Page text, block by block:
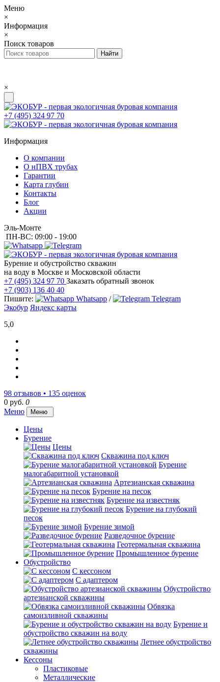
Меню
×
Информация
×
Поиск товаров
×
+7 (495) 324 97 70
Информация
О компании
О нПВХ трубах
Гарантии
Карта глубин
Контакты
Блог
Акции
Эль-Монте
ПН-ВС: 09:00 - 19:00
Бурение и обустройство скважин
на воду в Москве и Московской области
+7 (495) 324 97 70 Заказать обратный звонок
+7 (903) 136 40 40
Пишите:
Whatsapp /
Telegram
Экобур Яндекс карты
5,0
98 отзывов • 135 оценок
0 руб. 0
Меню
Меню
Цены
Бурение
Цены
Скважина под ключ
Бурение
малогабаритной установкой
Артезианская скважина
Бурение на песок
Бурение на известняк
Бурение на глубокий
песок
Бурение зимой
Разведочное бурение
Геотермальная скважина
Промышленное бурение
Обустройство
С кессоном
С адаптером
Обустройство
артезианской скважины
Обвязка
самоизливной скважины
Бурение и
обустройство скважин на воду
Летнее обустройство
скважины
Кессоны
Пластиковые
Металлические